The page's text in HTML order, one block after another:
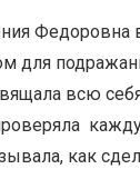
Федоровна
для
всю
как